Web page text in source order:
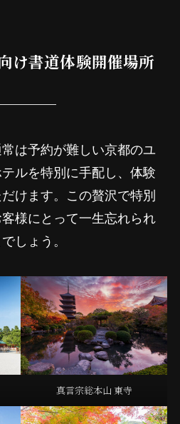
け書道体験開催場所
は予約が難しい京都のユ
ルを特別に手配し、体験
けます。この贅沢で特別
様にとって一生忘れられ
しょう。
真言宗総本山 東寺